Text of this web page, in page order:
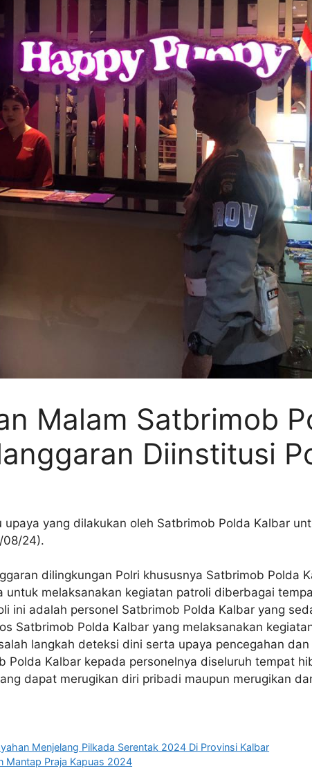
Malam Satbrimob
Diinstitusi
yang dilakukan oleh Satbrimob Polda Kalbar
08/24).
dilingkungan Polri khususnya Satbrimob Polda
untuk melaksanakan kegiatan patroli diberbagai
ini adalah personel Satbrimob Polda Kalbar yang
Satbrimob Polda Kalbar yang melaksanakan
langkah deteksi dini serta upaya pencegahan
Polda Kalbar kepada personelnya diseluruh tempat
dapat merugikan diri pribadi maupun merugikan
Menjelang Pilkada Serentak 2024 Di Provinsi Kalbar
Mantap Praja Kapuas 2024